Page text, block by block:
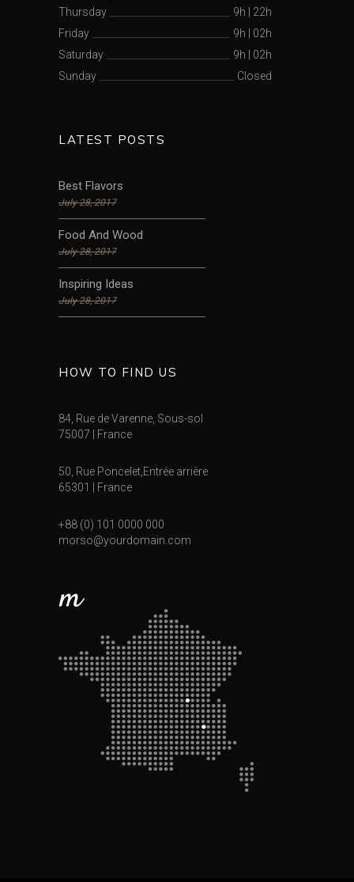
Thursday
9h
22h
Friday
9h
02h
Saturday
9h
02h
Sunday
Closed
LATEST POSTS
Best Flavors
July 28, 2017
Food And Wood
July 28, 2017
Inspiring Ideas
July 28, 2017
HOW TO FIND US
84, Rue de Varenne, Sous-sol
75007 | France
50, Rue Poncelet,Entrée arrière
65301 | France
+88 (0) 101 0000 000
morso@yourdomain.com